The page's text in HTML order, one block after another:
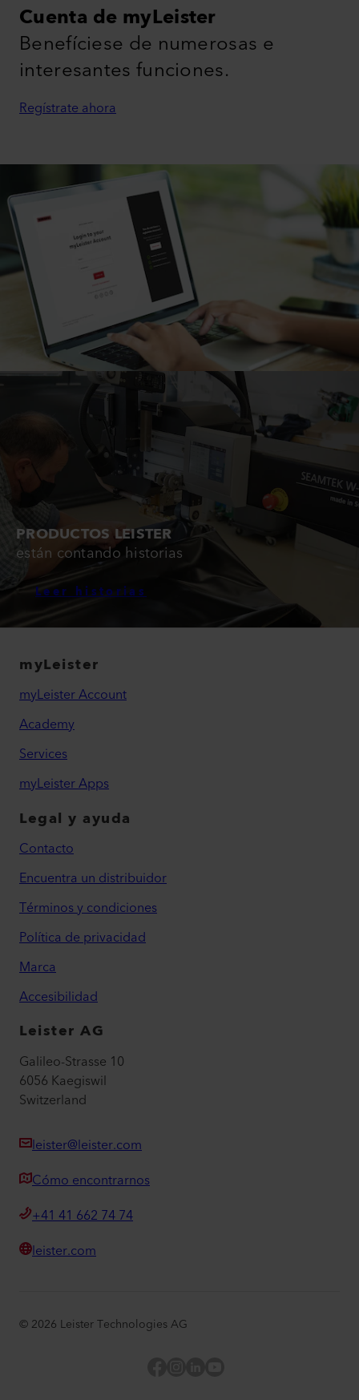
Cuenta de myLeister
Benefíciese de numerosas e
interesantes funciones.
Regístrate ahora
PRODUCTOS LEISTER
están contando historias
Leer historias
myLeister
myLeister Account
Academy
Services
myLeister Apps
Legal y ayuda
Contacto
Encuentra un distribuidor
Términos y condiciones
Política de privacidad
Marca
Accesibilidad
Leister AG
Galileo-Strasse 10
6056 Kaegiswil
Switzerland
leister@leister.com
Cómo encontrarnos
+41 41 662 74 74
leister.com
© 2026 Leister Technologies AG